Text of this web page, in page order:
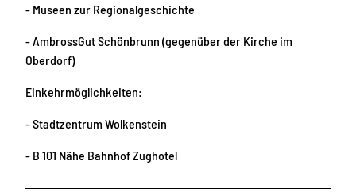
- Museen zur Regionalgeschichte
- AmbrossGut Schönbrunn (gegenüber der Kirche im
Oberdorf)
Einkehrmöglichkeiten:
- Stadtzentrum Wolkenstein
- B 101 Nähe Bahnhof Zughotel